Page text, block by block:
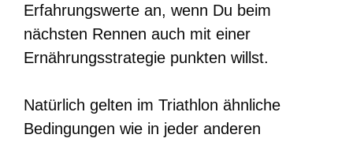
Erfahrungswerte an, wenn Du beim
nächsten Rennen auch mit einer
Ernährungsstrategie punkten willst.
Natürlich gelten im Triathlon ähnliche
Bedingungen wie in jeder anderen